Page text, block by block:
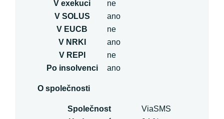
V exekuci
ne
V SOLUS
ano
V EUCB
ne
V NRKI
ano
V REPI
ne
Po insolvenci
ano
O společnosti
Společnost
ViaSMS